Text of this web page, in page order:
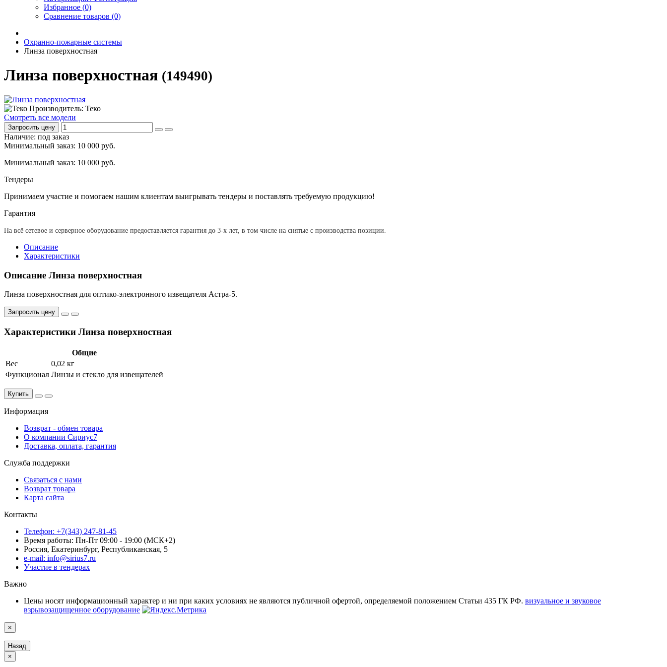
Избранное (0)
Сравнение товаров (0)
Охранно-пожарные системы
Линза поверхностная
Линза поверхностная (149490)
Производитель: Теко
Смотреть все модели
Запросить цену
Наличие: под заказ
Минимальный заказ: 10 000 руб.
Минимальный заказ: 10 000 руб.
Тендеры
Принимаем участие и помогаем нашим клиентам выигрывать тендеры и поставлять требуемую продукцию!
Гарантия
На всё сетевое и серверное оборудование предоставляется гарантия до 3-х лет, в том числе на снятые с производства позиции.
Описание
Характеристики
Описание Линза поверхностная
Линза поверхностная для оптико-электронного извещателя Астра-5.
Запросить цену
Характеристики Линза поверхностная
Общие
Вес
0,02 кг
Функционал Линзы и стекло для извещателей
Купить
Информация
Возврат - обмен товара
О компании Сириус7
Доставка, оплата, гарантия
Служба поддержки
Связаться с нами
Возврат товара
Карта сайта
Контакты
Телефон: +7(343) 247-81-45
Время работы: Пн-Пт 09:00 - 19:00 (МСК+2)
Россия, Екатеринбург, Республиканская, 5
e-mail: info@sirius7.ru
Участие в тендерах
Важно
Цены носят информационный характер и ни при каких условиях не являются публичной офертой, определяемой положением Статьи 435 ГК РФ. визуальное и звуковое
взрывозащищенное оборудование
×
Назад
×